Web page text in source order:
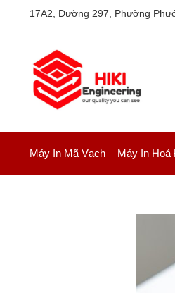
17A2, Đường 297, Phường
Máy In Mã Vạch Máy In